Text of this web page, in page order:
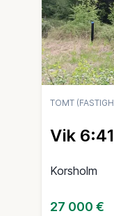
TOMT
Vik
Korsholm
27 000 €